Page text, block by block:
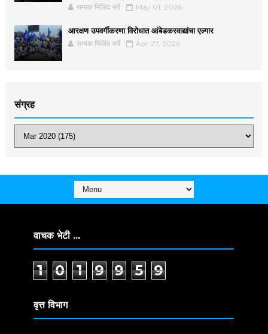
सम्यक मिलिंद सर्पे May 01, 2026
आरक्षण उपवर्गीकरणा विरोधात आंबेडकरवाद्यांचा एल्गार
सम्यक मिलिंद सर्पे Apr 27, 2026
संग्रह
वाचक भेटी ...
1 0 1 9 9 5 9
वृत्त विभाग